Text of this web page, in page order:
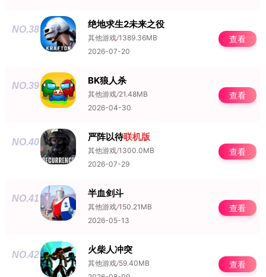
NO.38 绝地求生2未来之役
其他游戏/1389.36MB
2026-07-20
查看
NO.39 BK狼人杀
其他游戏/21.48MB
2026-04-30
查看
NO.40 严阵以待联机版
其他游戏/1300.0MB
2026-07-29
查看
NO.41 半血剑斗
其他游戏/150.21MB
2026-05-13
查看
NO.42 火柴人冲突
其他游戏/59.40MB
查看